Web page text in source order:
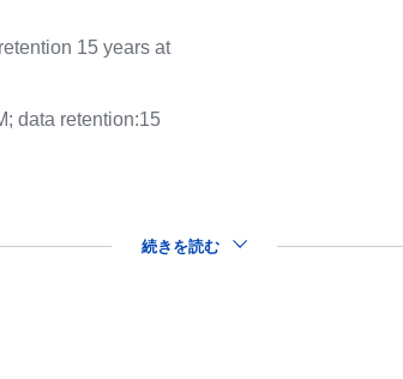
15 years at
data retention:15
続きを読む